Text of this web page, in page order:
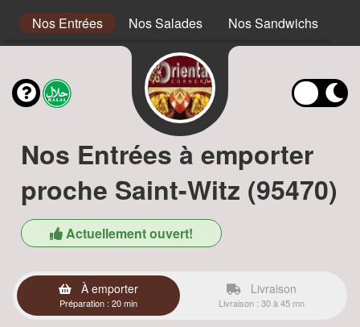
Nos Entrées Nos Salades Nos Sandwichs
Nos Entrées à emporter
proche Saint-Witz (95470)
Actuellement ouvert!
À emporter
Préparation : 20 min
Livraison
Livraison : 30 à 45 mn